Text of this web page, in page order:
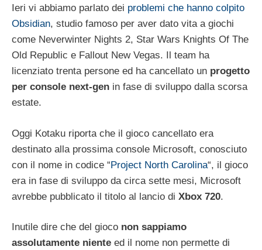
Ieri vi abbiamo parlato dei problemi che hanno colpito
Obsidian, studio famoso per aver dato vita a giochi
come Neverwinter Nights 2, Star Wars Knights Of The
Old Republic e Fallout New Vegas. Il team ha
licenziato trenta persone ed ha cancellato un progetto
per console next-gen in fase di sviluppo dalla scorsa
estate.
Oggi Kotaku riporta che il gioco cancellato era
destinato alla prossima console Microsoft, conosciuto
con il nome in codice “Project North Carolina“, il gioco
era in fase di sviluppo da circa sette mesi, Microsoft
avrebbe pubblicato il titolo al lancio di Xbox 720.
Inutile dire che del gioco non sappiamo
assolutamente niente ed il nome non permette di